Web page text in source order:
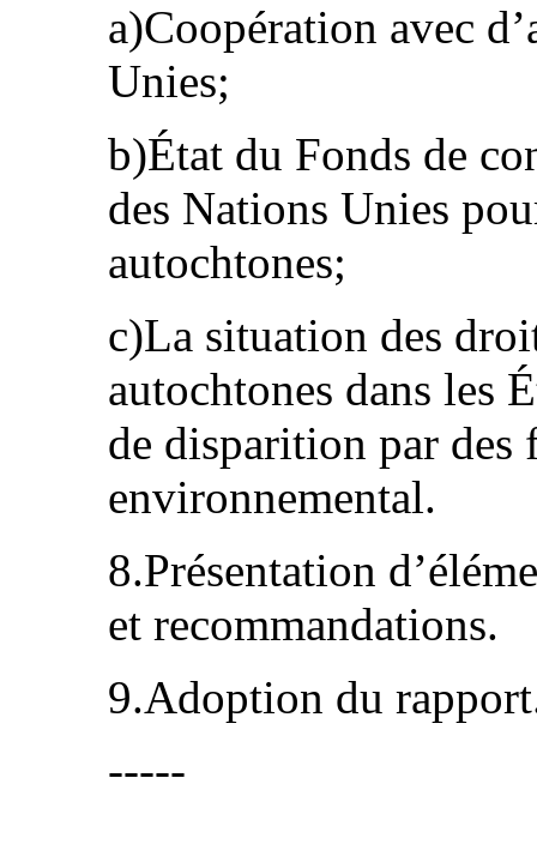
a)Coopération avec
Unies;
b)État du Fonds de
des Nations Unies
autochtones;
c)La situation des
autochtones dans les
de disparition par des
environnemental.
8.Présentation
et recommandations.
9.Adoption du
-----